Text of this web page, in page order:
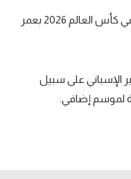
ويعد حمزة خامس أصغر لاعب يشارك في كأس العالم 2026 بعمر
الإسباني على سبيل
لموسم إضافي.